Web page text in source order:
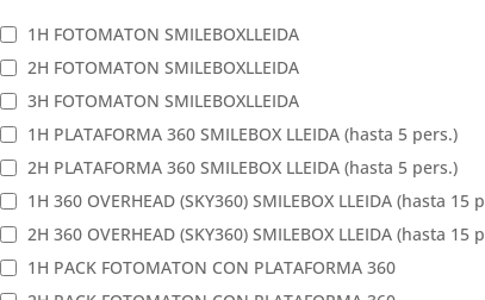
1H FOTOMATON SMILEBOXLLEIDA
2H FOTOMATON SMILEBOXLLEIDA
3H FOTOMATON SMILEBOXLLEIDA
1H PLATAFORMA 360 SMILEBOX LLEIDA (hasta 5 pers.)
2H PLATAFORMA 360 SMILEBOX LLEIDA (hasta 5 pers.)
1H 360 OVERHEAD (SKY360) SMILEBOX LLEIDA (hasta 15
2H 360 OVERHEAD (SKY360) SMILEBOX LLEIDA (hasta 15
1H PACK FOTOMATON CON PLATAFORMA 360